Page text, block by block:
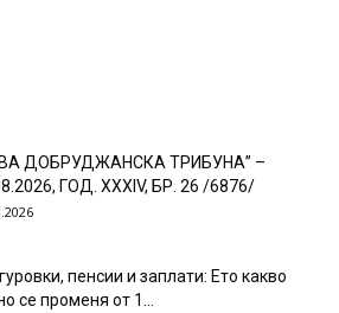
ДОБРУДЖАНСКА ТРИБУНА” –
ГОД. XXХIV, БР. 26 /6876/
пенсии и заплати: Ето какво
се променя от 1...